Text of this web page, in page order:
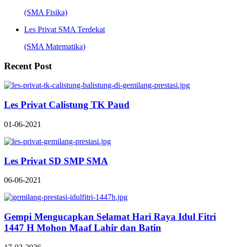
(SMA Fisika)
Les Privat SMA Terdekat
(SMA Matematika)
Recent Post
Les Privat Calistung TK Paud
01-06-2021
Les Privat SD SMP SMA
06-06-2021
Gempi Mengucapkan Selamat Hari Raya Idul Fitri
1447 H Mohon Maaf Lahir dan Batin